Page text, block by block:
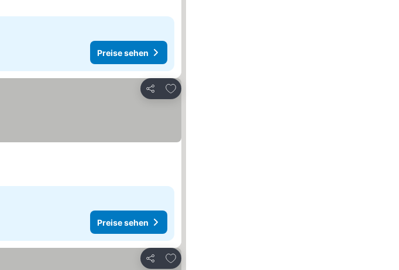
Preise sehen
Teilen
Zu Favoriten hinzufügen
Preise sehen
Teilen
Zu Favoriten hinzufügen